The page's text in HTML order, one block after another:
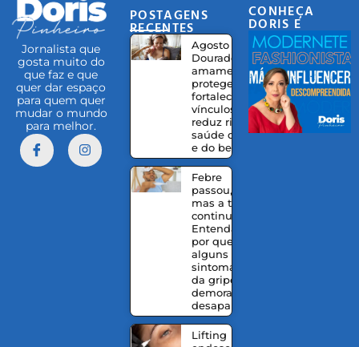
Jornalista que
gosta muito do
que faz e que
quer dar espaço
para quem quer
mudar o mundo
para melhor.
POSTAGENS
RECENTES
Agosto
Dourado:
amamentação
protege,
fortalece
vínculos e
reduz riscos à
saúde da mãe
e do bebê
Febre
passou,
mas a tosse
continua?
Entenda
por que
alguns
sintomas
da gripe
demoram a
desaparecer
Lifting
CONHEÇA
DORIS E
EQUIPE